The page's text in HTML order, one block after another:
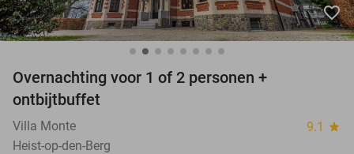
favorite_border
Overnachting voor 1 of 2 personen +
ontbijtbuffet
Villa Monte 9.1 star
Heist-op-den-Berg